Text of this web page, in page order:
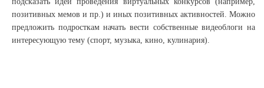
позитивных мемов и пр.) и иных позитивных активностей. Можно
предложить подросткам начать вести собственные видеоблоги на
интересующую тему (спорт, музыка, кино, кулинария).